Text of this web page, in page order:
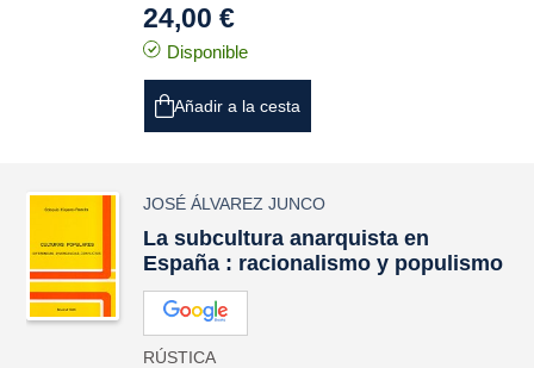
24,00 €
Disponible
Añadir a la cesta
JOSÉ ÁLVAREZ JUNCO
La subcultura anarquista en
España : racionalismo y populismo
RÚSTICA